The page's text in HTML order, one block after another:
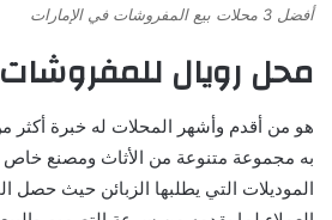
أفضل 3 محلات بيع المفروشات في الإمارات
محل رويال للمفروشات
هو من أقدم وأشهر المحلات له خبرة
به مجموعة متنوعة من الأثاث ومصنع
الموديلات التي يطلبها الزبائن حيث حصل